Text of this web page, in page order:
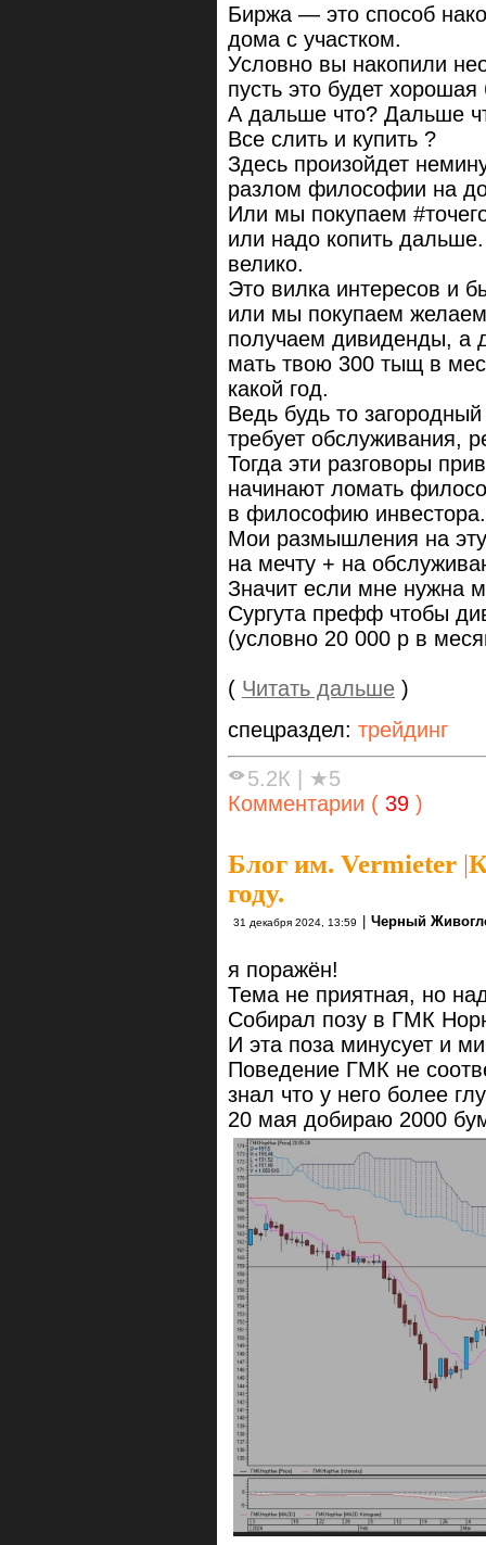
Биржа — это способ
дома с участком.
Условно вы накопили
пусть это будет
А дальше что? Дальше
Все слить и купить ?
Здесь произойдет
разлом философии на
Или мы покупаем
или надо копить
велико.
Это вилка интересов и
или мы покупаем
получаем дивиденды, а
мать твою 300 тыщ в
какой год.
Ведь будь то
требует обслуживания,
Тогда эти разговоры
начинают ломать
в философию инвестора.
Мои размышления на
на мечту + на
Значит если мне нужна
Сургута префф чтобы
(условно 20 000 р в
( Читать дальше )
спецраздел: трейдинг
5.2К
★5
Комментарии ( 39 )
Блог им. Vermieter |
году.
31 декабря 2024, 13:59 Черный
я поражён!
Тема не приятная, но
Собирал позу в ГМК
И эта поза минусует и
Поведение ГМК не
знал что у него более
20 мая добираю 2000